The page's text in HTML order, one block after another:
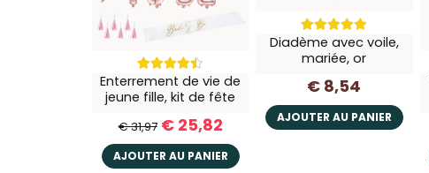
Enterrement de vie de
jeune fille, kit de fête
€ 31,97 € 25,82
AJOUTER AU PANIER
Diadème avec voile,
mariée, or
€ 8,54
AJOUTER AU PANIER